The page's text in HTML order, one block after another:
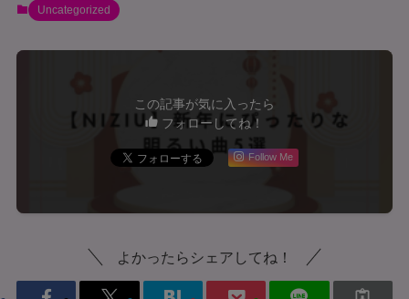
Uncategorized
この記事が気に入ったら
フォローしてね！
Follow Me
よかったらシェアしてね！